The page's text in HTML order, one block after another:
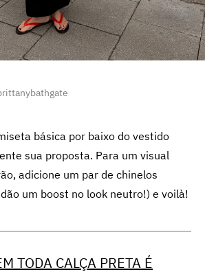
básica por baixo do vestido
sua proposta. Para um visual
adicione um par de chinelos
um boost no look neutro!) e voilà!
TODA CALÇA PRETA É